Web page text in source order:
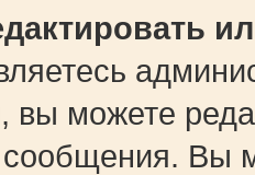
можете
Вы